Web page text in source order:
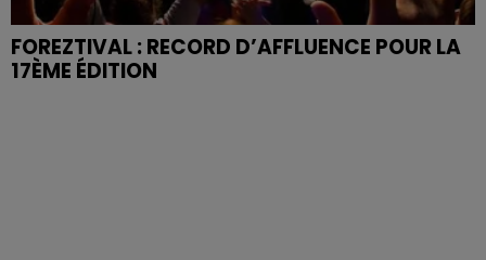
FOREZTIVAL : RECORD D’AFFLUENCE POUR LA
17ÈME ÉDITION